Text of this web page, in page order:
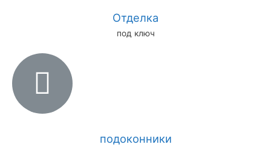
Отделка
под ключ
подоконники